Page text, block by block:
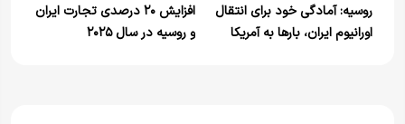
روسیه: آمادگی خود برای انتقال
اورانیوم ایران، بارها به آمریکا
افزایش ۲۰ درصدی تجارت ایران
و روسیه در سال ۲۰۲۵